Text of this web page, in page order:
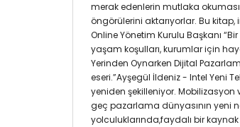
merak edenlerin mutlaka okuması
öngörülerini aktarıyorlar. Bu
Online Yönetim Kurulu Başkanı
yaşam koşulları, kurumlar için
Yerinden Oynarken Dijital
eseri.”Ayşegül İldeniz - Intel Yeni
yeniden şekilleniyor.
geç pazarlama dünyasının yeni
yolculuklarında,faydalı bir